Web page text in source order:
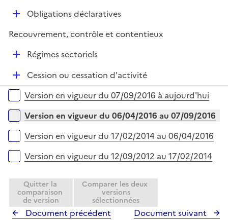
e
i
D
p
r
Obligations déclaratives
Recouvrement, contrôle et contentieux
D
e
Régimes sectoriels
D
é
p
e
Cession ou cessation d'activité
Versions sur la période
Version en vigueur du 07/09/2016 à aujourd'hui
Version en vigueur du 06/04/2016 au 07/09/2016
Version en vigueur du 17/02/2014 au 06/04/2016
Version en vigueur du 12/09/2012 au 17/02/2014
Quitter la
comparaison
de version
Comparer les deux
versions
sélectionnées
Document précédent Document suivant